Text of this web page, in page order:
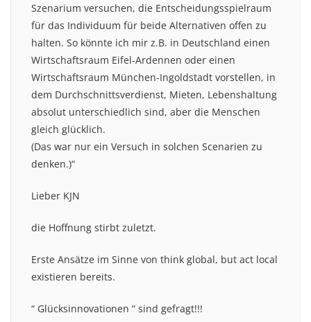
Szenarium versuchen, die Entscheidungsspielraum
für das Individuum für beide Alternativen offen zu
halten. So könnte ich mir z.B. in Deutschland einen
Wirtschaftsraum Eifel-Ardennen oder einen
Wirtschaftsraum München-Ingoldstadt vorstellen, in
dem Durchschnittsverdienst, Mieten, Lebenshaltung
absolut unterschiedlich sind, aber die Menschen
gleich glücklich.
(Das war nur ein Versuch in solchen Scenarien zu
denken.)“
Lieber KJN
die Hoffnung stirbt zuletzt.
Erste Ansätze im Sinne von think global, but act local
existieren bereits.
“ Glücksinnovationen “ sind gefragt!!!